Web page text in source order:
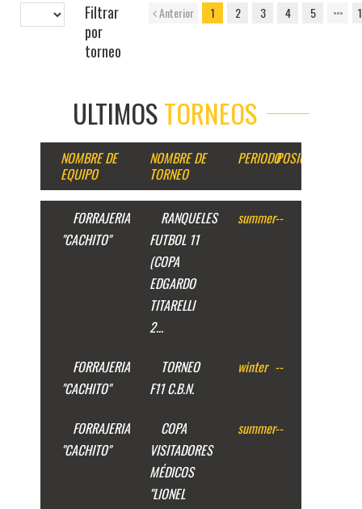
Filtrar
por
torneo
Anterior 1 2 3 4 5
ULTIMOSTORNEOS
NOMBRE DE
EQUIPO
NOMBRE DE
TORNEO
PERIODOPOSICION
FORRAJERIA
"CACHITO"
RANQUELES
FUTBOL 11
(COPA
EDGARDO
TITARELLI
2...
summer--
FORRAJERIA
"CACHITO"
TORNEO
F11 C.B.N.
winter --
FORRAJERIA
"CACHITO"
COPA
VISITADORES
MÉDICOS
"LIONEL
summer--